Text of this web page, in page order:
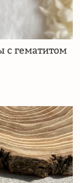
с гематитом